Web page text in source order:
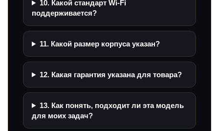
10. Какой стандарт Wi‑Fi
поддерживается?
11. Какой размер корпуса указан?
12. Какая гарантия указана для товара?
13. Как понять, подходит ли эта модель
для моих задач?